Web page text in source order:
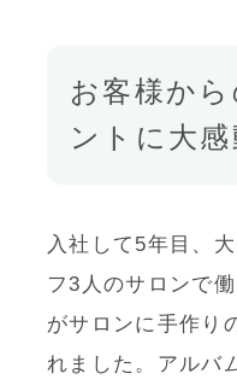
取り扱い商品
SASABI エステティ
お客様か
ントに大感
入社して5年目、
フ3人のサロンで
がサロンに手作り
れました。アルバ